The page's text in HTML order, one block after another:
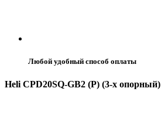
Любой удобный способ оплаты
Heli CPD20SQ-GB2 (P) (3-х опорный)